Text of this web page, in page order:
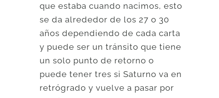
que estaba cuando nacimos, esto
se da alrededor de los 27 o 30
años dependiendo de cada carta
y puede ser un tránsito que tiene
un solo punto de retorno o
puede tener tres si Saturno va en
retrógrado y vuelve a pasar por